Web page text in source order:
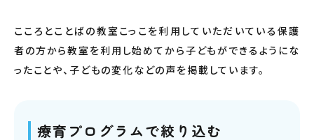
こころとことばの教室こっこを利用していただいている保護
者の方から教室を利用し始めてから子どもができるようにな
ったことや、子どもの変化などの声を掲載しています。
療育プログラムで絞り込む